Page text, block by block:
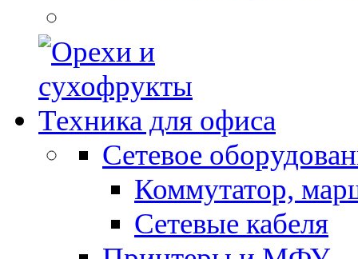
Техника для офиса
Сетевое
Коммутатор,
Сетевые кабеля